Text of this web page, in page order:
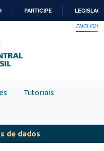
PARTICIPE
ENGLISH
Tutoriais
de dados